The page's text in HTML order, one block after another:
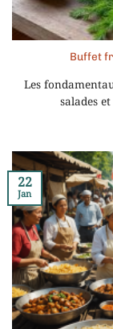
Buffet
Les
salades
22
Jan